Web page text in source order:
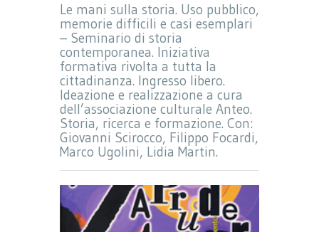
Le mani sulla storia. Uso pubblico,
memorie difficili e casi esemplari
– Seminario di storia
contemporanea. Iniziativa
formativa rivolta a tutta la
cittadinanza. Ingresso libero.
Ideazione e realizzazione a cura
dell’associazione culturale Anteo.
Storia, ricerca e formazione. Con:
Giovanni Scirocco, Filippo Focardi,
Marco Ugolini, Lidia Martin.